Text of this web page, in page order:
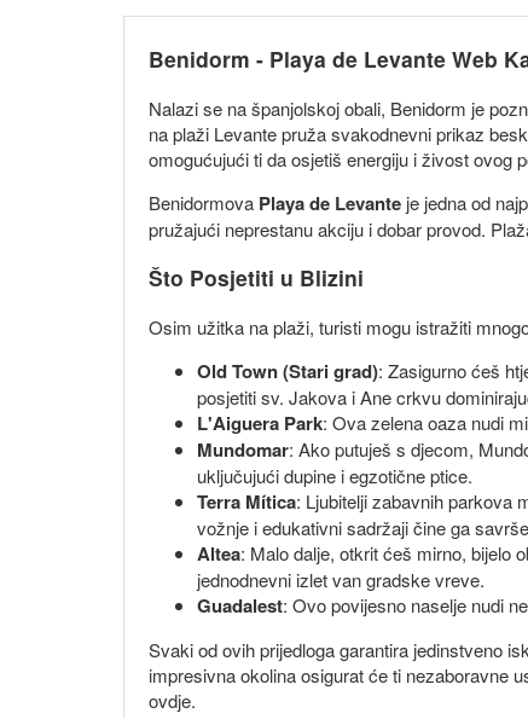
Benidorm - Playa de Levante Web
Nalazi se na španjolskoj obali, Benidorm je
na plaži Levante pruža svakodnevni prikaz
omogućujući ti da osjetiš energiju i živost ovog
Benidormova Playa de Levante je jedna od
pružajući neprestanu akciju i dobar provod.
Što Posjetiti u Blizini
Osim užitka na plaži, turisti mogu istražiti
Old Town (Stari grad): Zasigurno ćeš
posjetiti sv. Jakova i Ane crkvu
L'Aiguera Park: Ova zelena oaza nudi
Mundomar: Ako putuješ s djecom,
uključujući dupine i egzotične ptice.
Terra Mítica: Ljubitelji zabavnih parkova
vožnje i edukativni sadržaji čine ga
Altea: Malo dalje, otkrit ćeš mirno, bijelo
jednodnevni izlet van gradske vreve.
Guadalest: Ovo povijesno naselje nudi
Svaki od ovih prijedloga garantira jedinstveno
impresivna okolina osigurat će ti nezaboravne
ovdje.